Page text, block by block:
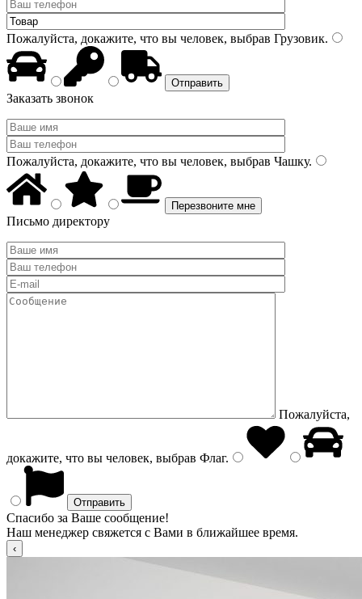
Пожалуйста, докажите, что вы человек, выбрав Грузовик.
Заказать звонок
Пожалуйста, докажите, что вы человек, выбрав Чашку.
Письмо директору
Пожалуйста,
докажите, что вы человек, выбрав Флаг.
Спасибо за Ваше сообщение!
Наш менеджер свяжется с Вами в ближайшее время.